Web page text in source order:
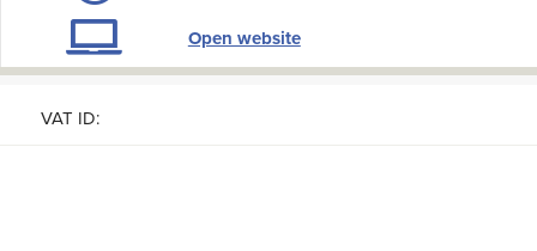
Open website
VAT ID: